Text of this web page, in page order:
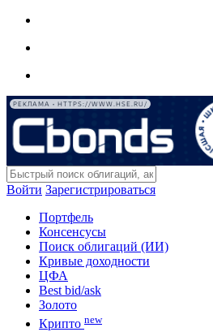
РЕКЛАМА • HTTPS://WWW.HSE.RU/
Войти Зарегистрироваться
Портфель
Консенсусы
Поиск облигаций (ИИ)
Кривые доходности
ЦФА
Best bid/ask
Золото
Крипто new